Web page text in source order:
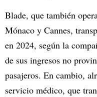
Blade, que también
Mónaco y Cannes,
en 2024, según la
de sus ingresos no
pasajeros. En cambio,
servicio médico, que